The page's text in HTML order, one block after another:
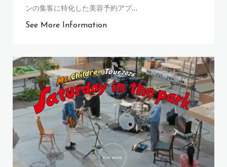
ンの集客に特化した美容予約アプ…
See More Information